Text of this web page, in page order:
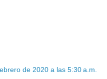
de 2020 a las 5:30 a.m.